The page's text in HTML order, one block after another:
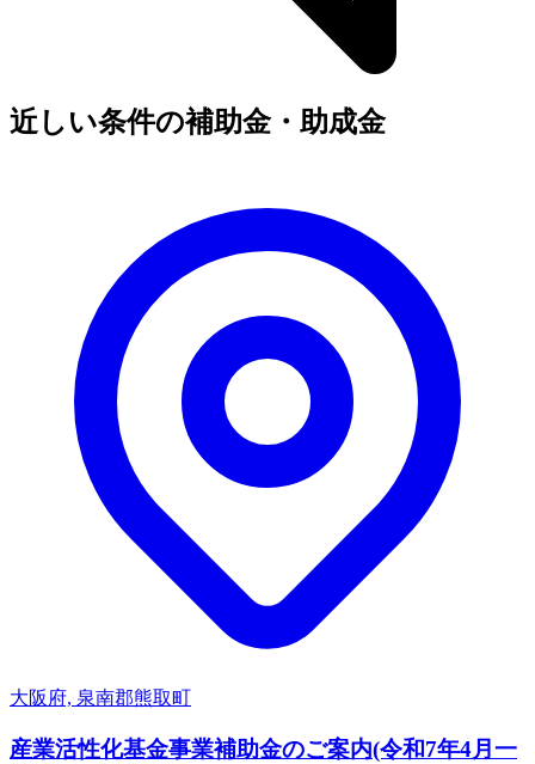
近しい条件の補助金・助成金
大阪府, 泉南郡熊取町
産業活性化基金事業補助金のご案内(令和7年4月一